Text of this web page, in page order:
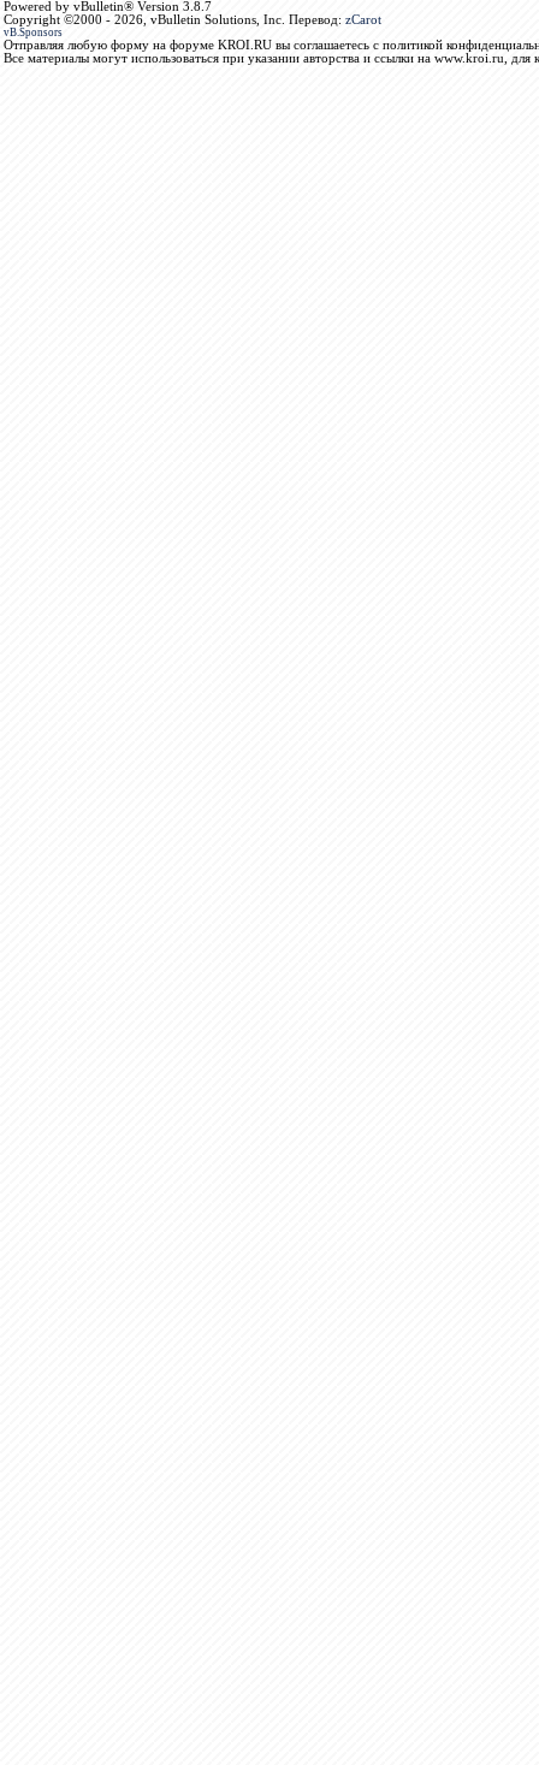
Powered by vBulletin® Version 3.8.7
Copyright ©2000 - 2026, vBulletin Solutions, Inc. Перевод: zCarot
vB.Sponsors
Отправляя любую форму на форуме KROI.RU вы соглашаетесь с политикой
Все материалы могут использоваться при указании авторства и ссылки на www.kroi.ru, для